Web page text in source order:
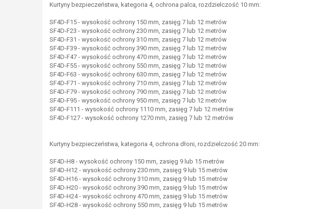
Kurtyny bezpieczeństwa, kategoria 4, ochrona palca, rozdzielczość 10 mm:
SF4D-F15 - wysokość ochrony 150 mm, zasięg 7 lub 12 metrów
SF4D-F23 - wysokość ochrony 230 mm, zasięg 7 lub 12 metrów
SF4D-F31 - wysokość ochrony 310 mm, zasięg 7 lub 12 metrów
SF4D-F39 - wysokość ochrony 390 mm, zasięg 7 lub 12 metrów
SF4D-F47 - wysokość ochrony 470 mm, zasięg 7 lub 12 metrów
SF4D-F55 - wysokość ochrony 550 mm, zasięg 7 lub 12 metrów
SF4D-F63 - wysokość ochrony 630 mm, zasięg 7 lub 12 metrów
SF4D-F71 - wysokość ochrony 710 mm, zasięg 7 lub 12 metrów
SF4D-F79 - wysokość ochrony 790 mm, zasięg 7 lub 12 metrów
SF4D-F95 - wysokość ochrony 950 mm, zasięg 7 lub 12 metrów
SF4D-F111 - wysokość ochrony 1110 mm, zasięg 7 lub 12 metrów
SF4D-F127 - wysokość ochrony 1270 mm, zasięg 7 lub 12 metrów
Kurtyny bezpieczeństwa, kategoria 4, ochrona dłoni, rozdzielczość 20 mm:
SF4D-H8 - wysokość ochrony 150 mm, zasięg 9 lub 15 metrów
SF4D-H12 - wysokość ochrony 230 mm, zasięg 9 lub 15 metrów
SF4D-H16 - wysokość ochrony 310 mm, zasięg 9 lub 15 metrów
SF4D-H20 - wysokość ochrony 390 mm, zasięg 9 lub 15 metrów
SF4D-H24 - wysokość ochrony 470 mm, zasięg 9 lub 15 metrów
SF4D-H28 - wysokość ochrony 550 mm, zasięg 9 lub 15 metrów